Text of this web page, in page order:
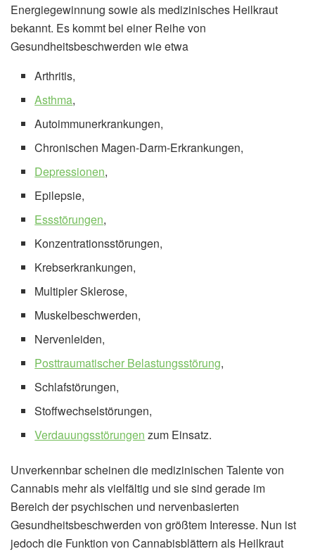
Energiegewinnung sowie als medizinisches Heilkraut
bekannt. Es kommt bei einer Reihe von
Gesundheitsbeschwerden wie etwa
Arthritis,
Asthma,
Autoimmunerkrankungen,
Chronischen Magen-Darm-Erkrankungen,
Depressionen,
Epilepsie,
Essstörungen,
Konzentrationsstörungen,
Krebserkrankungen,
Multipler Sklerose,
Muskelbeschwerden,
Nervenleiden,
Posttraumatischer Belastungsstörung,
Schlafstörungen,
Stoffwechselstörungen,
Verdauungsstörungen zum Einsatz.
Unverkennbar scheinen die medizinischen Talente von
Cannabis mehr als vielfältig und sie sind gerade im
Bereich der psychischen und nervenbasierten
Gesundheitsbeschwerden von größtem Interesse. Nun ist
jedoch die Funktion von Cannabisblättern als Heilkraut